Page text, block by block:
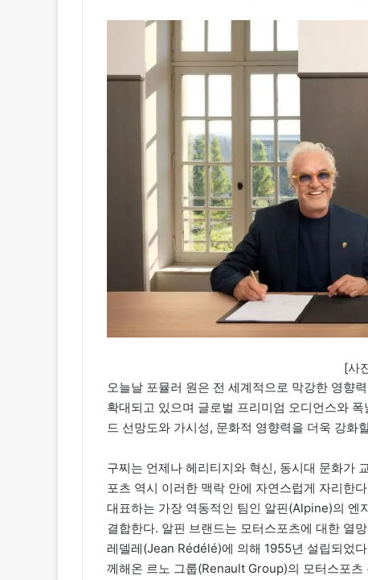
[사
오늘날 포뮬러 원은 전 세계적으로 막강한 영향
확대되고 있으며 글로벌 프리미엄 오디언스와
드 선망도와 가시성, 문화적 영향력을 더욱 강화
구찌는 언제나 헤리티지와 혁신, 동시대 문화가
포츠 역시 이러한 맥락 안에 자연스럽게 자리한
대표하는 가장 역동적인 팀인 알핀(Alpine)의 엔
결합한다. 알핀 브랜드는 모터스포츠에 대한 열
레델레(Jean Rédélé)에 의해 1955년 설립되었
께해온 르노 그룹(Renault Group)의 모터스포